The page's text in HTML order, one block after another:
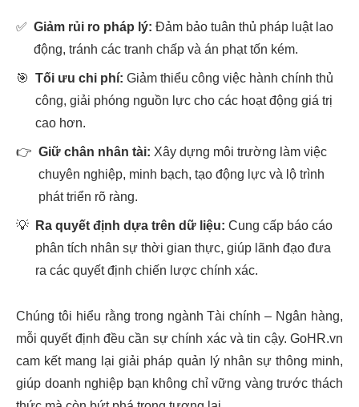
✅ Giảm rủi ro pháp lý: Đảm bảo tuân thủ pháp luật lao
động, tránh các tranh chấp và án phạt tốn kém.
🎯 Tối ưu chi phí: Giảm thiểu công việc hành chính thủ
công, giải phóng nguồn lực cho các hoạt động giá trị
cao hơn.
👉 Giữ chân nhân tài: Xây dựng môi trường làm việc
chuyên nghiệp, minh bạch, tạo động lực và lộ trình
phát triển rõ ràng.
💡 Ra quyết định dựa trên dữ liệu: Cung cấp báo cáo
phân tích nhân sự thời gian thực, giúp lãnh đạo đưa
ra các quyết định chiến lược chính xác.
Chúng tôi hiểu rằng trong ngành Tài chính – Ngân hàng,
mỗi quyết định đều cần sự chính xác và tin cậy. GoHR.vn
cam kết mang lại giải pháp quản lý nhân sự thông minh,
giúp doanh nghiệp bạn không chỉ vững vàng trước thách